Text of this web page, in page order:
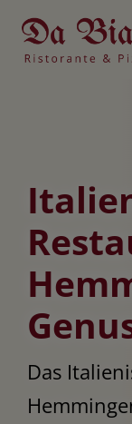
Skip
content
Wochenmenü
07150-913330
Das